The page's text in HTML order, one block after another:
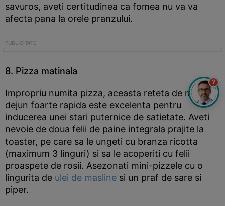
savuros, aveti certitudinea ca fomea nu va va
afecta pana la orele pranzului.
8. Pizza matinala
Impropriu numita pizza, aceasta reteta de mic
dejun foarte rapida este excelenta pentru
inducerea unei stari puternice de satietate. Aveti
nevoie de doua felii de paine integrala prajite la
toaster, pe care sa le ungeti cu branza ricotta
(maximum 3 linguri) si sa le acoperiti cu felii
proaspete de rosii. Asezonati mini-pizzele cu o
lingurita de ulei de masline si un praf de sare si
piper.
?